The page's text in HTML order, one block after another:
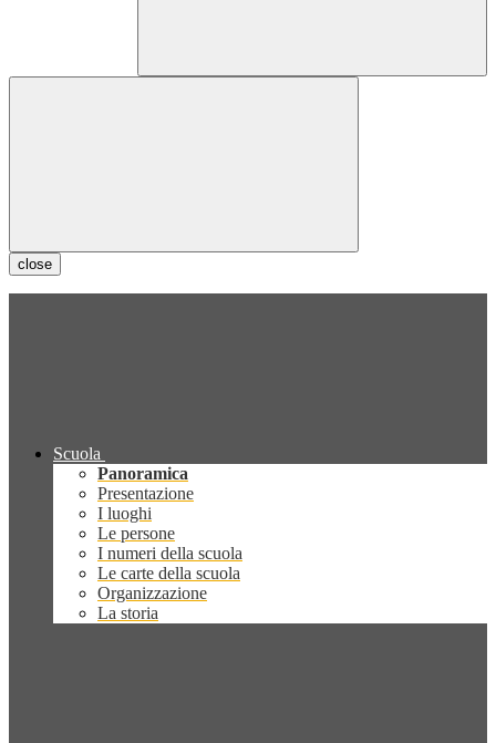
close
Scuola
Panoramica
Presentazione
I luoghi
Le persone
I numeri della scuola
Le carte della scuola
Organizzazione
La storia